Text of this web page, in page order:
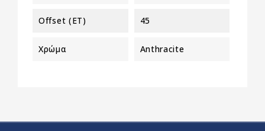
Offset (ET) 45
Χρώμα Anthracite